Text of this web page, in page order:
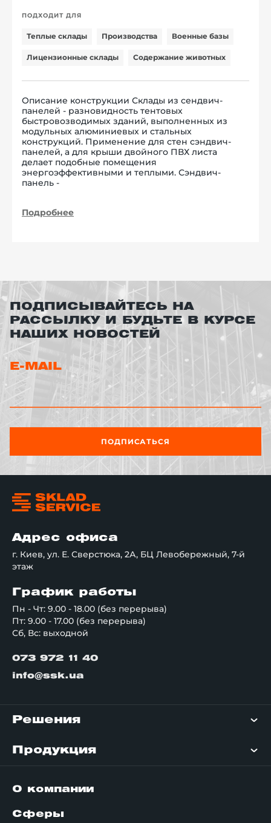
ПОДХОДИТ ДЛЯ
Теплые склады Производства Военные базы
Лицензионные склады Содержание животных
Описание конструкции Склады из сендвич-
панелей - разновидность тентовых
быстровозводимых зданий, выполненных из
модульных алюминиевых и стальных
конструкций. Применение для стен сэндвич-
панелей, а для крыши двойного ПВХ листа
делает подобные помещения
энергоэффективными и теплыми. Сэндвич-
панель -
Подробнее
ПОДПИСЫВАЙТЕСЬ НА
РАССЫЛКУ И БУДЬТЕ В КУРСЕ
НАШИХ НОВОСТЕЙ
E-MAIL
ПОДПИСАТЬСЯ
Адрес офиса
г. Киев, ул. Е. Сверстюка, 2А, БЦ Левобережный, 7-й
этаж
График работы
Пн - Чт: 9.00 - 18.00 (без перерыва)
Пт: 9.00 - 17.00 (без перерыва)
Сб, Вс: выходной
073 972 11 40
info@ssk.ua
Решения
Продукция
О компании
Сферы